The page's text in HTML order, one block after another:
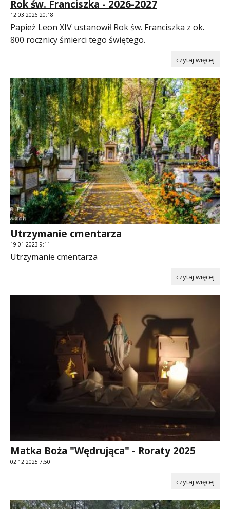
Rok św. Franciszka - 2026-2027
12.03.2026 20:18
Papież Leon XIV ustanowił Rok św. Franciszka z ok.
800 rocznicy śmierci tego świętego.
czytaj więcej
Utrzymanie cmentarza
19.01.2023 9:11
Utrzymanie cmentarza
czytaj więcej
Matka Boża "Wędrująca" - Roraty 2025
02.12.2025 7:50
czytaj więcej